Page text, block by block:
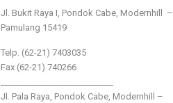
Jl. Bukit Raya I, Pondok Cabe, Modernhill –
Pamulang 15419
Telp. (62-21) 7403035
Fax (62-21) 740266
Jl. Pala Raya, Pondok Cabe, Modernhill –